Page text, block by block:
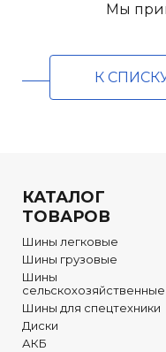
Мы
К
КАТАЛОГ
ТОВАРОВ
Шины легковые
Шины грузовые
Шины
сельскохозяйственные
Шины для спецтехники
Диски
АКБ